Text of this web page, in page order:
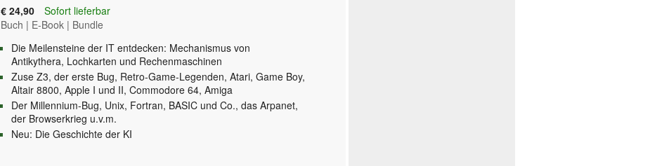
€ 24,90
Sofort lieferbar
Buch | E-Book | Bundle
Die Meilensteine der IT entdecken: Mechanismus von
Antikythera, Lochkarten und Rechenmaschinen
Zuse Z3, der erste Bug, Retro-Game-Legenden, Atari, Game Boy,
Altair 8800, Apple I und II, Commodore 64, Amiga
Der Millennium-Bug, Unix, Fortran, BASIC und Co., das Arpanet,
der Browserkrieg u.v.m.
Neu: Die Geschichte der KI